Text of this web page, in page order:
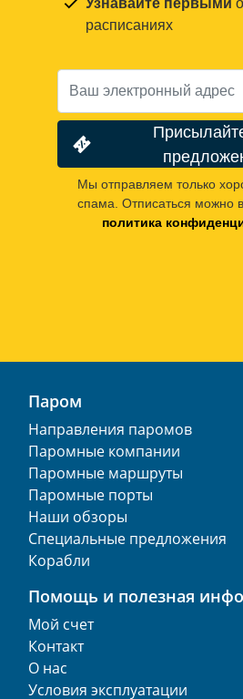
Узнавайте первыми
расписаниях
Мы отправляем только
спама. Отписаться можно
политика
Паром
Направления паромов
Паромные компании
Паромные маршруты
Паромные порты
Наши обзоры
Специальные предложения
Корабли
Помощь и полезная
Мой счет
Контакт
О нас
Условия эксплуатации